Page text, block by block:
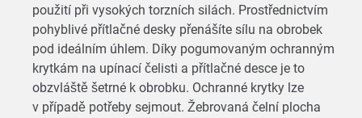
použití při vysokých torzních silách. Prostřednictvím
pohyblivé přítlačné desky přenášíte sílu na obrobek
pod ideálním úhlem. Díky pogumovaným ochranným
krytkám na upínací čelisti a přítlačné desce je to
obzvláště šetrné k obrobku. Ochranné krytky lze
v případě potřeby sejmout. Žebrovaná čelní plocha